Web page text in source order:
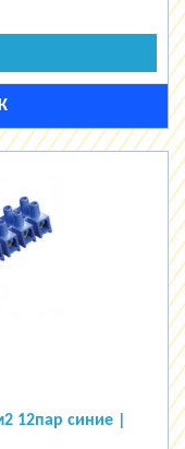
12пар синие |